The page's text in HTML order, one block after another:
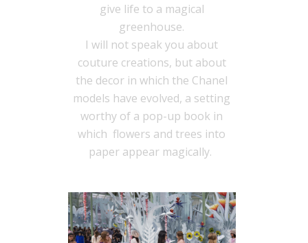
give life to a magical
greenhouse.
I will not speak you about
couture creations, but about
the decor in which the Chanel
models have evolved, a setting
worthy of a pop-up book in
which flowers and trees into
paper appear magically.